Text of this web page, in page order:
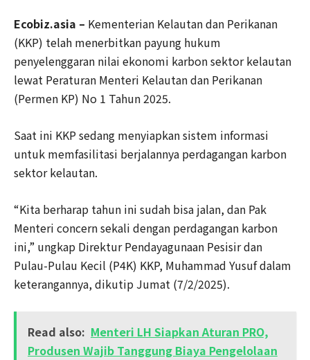
Ecobiz.asia – Kementerian Kelautan dan Perikanan
(KKP) telah menerbitkan payung hukum
penyelenggaran nilai ekonomi karbon sektor kelautan
lewat Peraturan Menteri Kelautan dan Perikanan
(Permen KP) No 1 Tahun 2025.
Saat ini KKP sedang menyiapkan sistem informasi
untuk memfasilitasi berjalannya perdagangan karbon
sektor kelautan.
“Kita berharap tahun ini sudah bisa jalan, dan Pak
Menteri concern sekali dengan perdagangan karbon
ini,” ungkap Direktur Pendayagunaan Pesisir dan
Pulau-Pulau Kecil (P4K) KKP, Muhammad Yusuf dalam
keterangannya, dikutip Jumat (7/2/2025).
Read also: Menteri LH Siapkan Aturan PRO,
Produsen Wajib Tanggung Biaya Pengelolaan